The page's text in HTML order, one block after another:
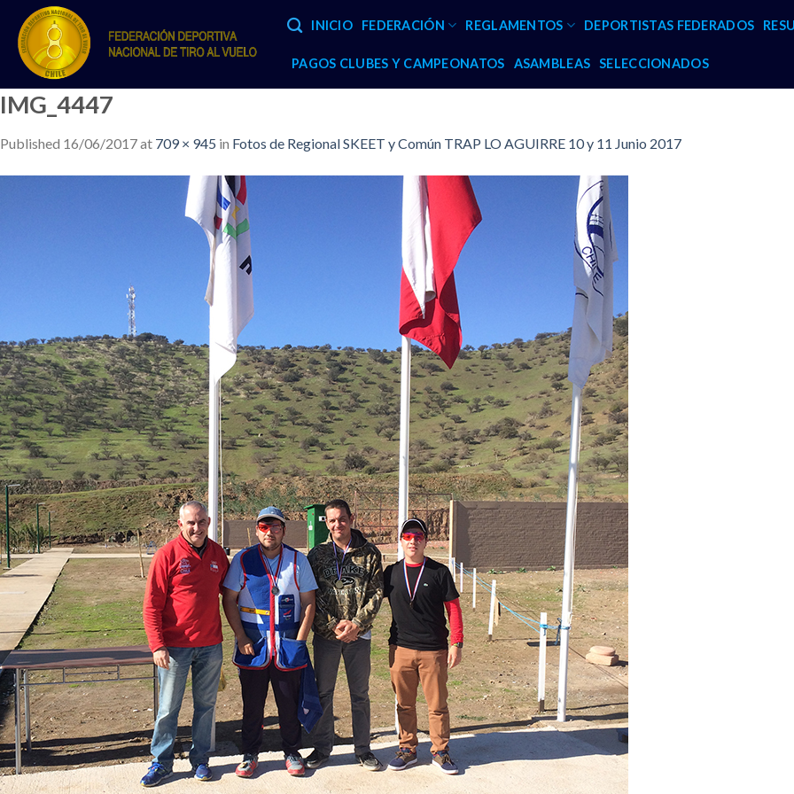
content
INICIO FEDERACIÓN REGLAMENTOS DEPORTISTAS FEDERADOS
PAGOS CLUBES Y CAMPEONATOS ASAMBLEAS SELECCIONADOS
IMG_4447
Published 16/06/2017at 709 × 945 in Fotos de Regional SKEET y Común TRAP LO AGUIRRE 10 y 11 Junio 2017